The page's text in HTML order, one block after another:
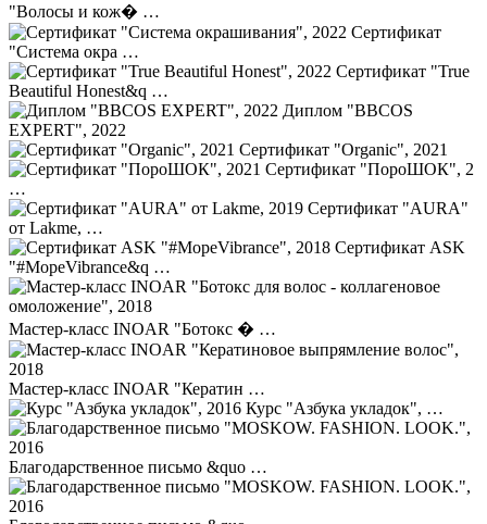
"Волосы и кож� …
Сертификат
"Система окра …
Сертификат "True
Beautiful Honest&q …
Диплом "BBCOS
EXPERT", 2022
Сертификат "Organic", 2021
Сертификат "ПороШОК", 2
…
Сертификат "AURA"
от Lakme, …
Сертификат ASK
"#МореVibrance&q …
Мастер-класс INOAR "Ботокс � …
Мастер-класс INOAR "Кератин …
Курс "Азбука укладок", …
Благодарственное письмо &quo …